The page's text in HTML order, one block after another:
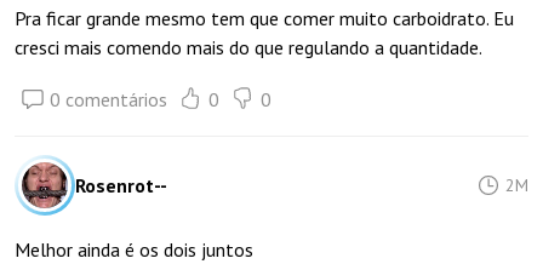
Pra ficar grande mesmo tem que comer muito carboidrato. Eu
cresci mais comendo mais do que regulando a quantidade.
0 comentários 0 0
Rosenrot-- 2M
Melhor ainda é os dois juntos